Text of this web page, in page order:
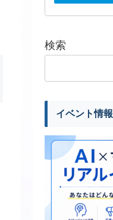
検索
イベント情報